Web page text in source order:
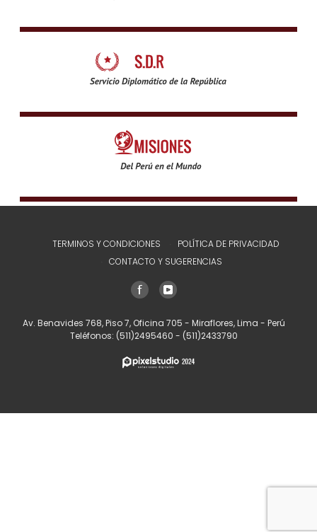
TERMINOS Y CONDICIONES
POLÍTICA DE PRIVACIDAD
CONTACTO Y SUGERENCIAS
Av. Benavides 768, Piso 7, Oficina 705 - Miraflores, Lima - Perú
Teléfonos: (511)2495460 - (511)2433790